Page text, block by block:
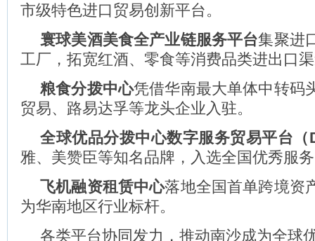
市级特色进口贸易创新平台。
寰球美酒美食全产业链服务平台集聚进
工厂，拓宽红酒、零食等消费品类进出口
粮食分拨中心凭借华南最大单体中转码
贸易、路易达孚等龙头企业入驻。
全球优品分拨中心数字服务贸易平台（
雅、美赞臣等知名品牌，入选全国优秀服
飞机融资租赁中心落地全国首单跨境资
为华南地区行业标杆。
各类平台协同发力，推动南沙成为全球